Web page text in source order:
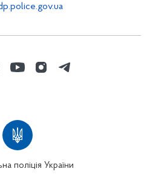
поліція України